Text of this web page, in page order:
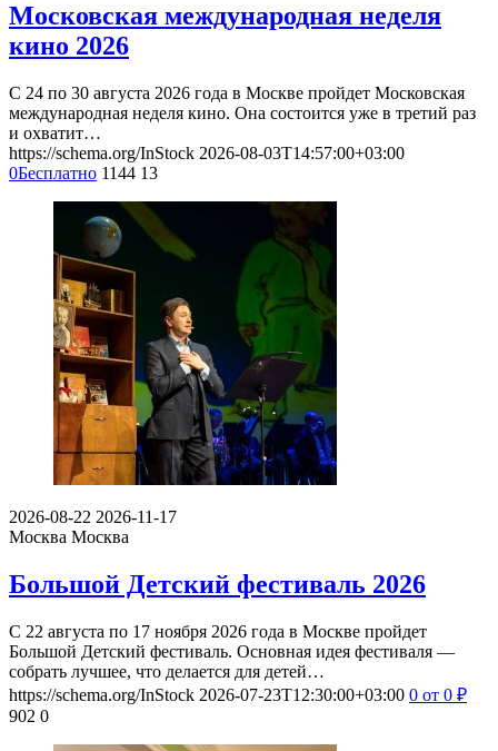
Московская международная неделя
кино 2026
С 24 по 30 августа 2026 года в Москве пройдет Московская
международная неделя кино. Она состоится уже в третий раз
и охватит…
https://schema.org/InStock 2026-08-03T14:57:00+03:00
0Бесплатно 1144 13
2026-08-22 2026-11-17
Москва Москва
Большой Детский фестиваль 2026
С 22 августа по 17 ноября 2026 года в Москве пройдет
Большой Детский фестиваль. Основная идея фестиваля —
собрать лучшее, что делается для детей…
https://schema.org/InStock 2026-07-23T12:30:00+03:00 0 от 0 ₽
902 0